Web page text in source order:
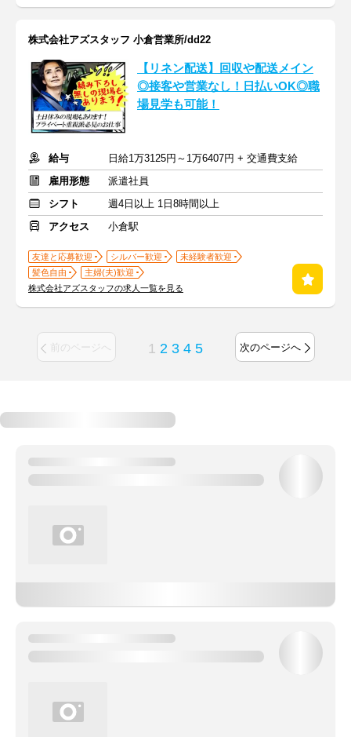
株式会社アズスタッフ 小倉営業所/dd22
【リネン配送】回収や配送メイン
◎接客や営業なし！日払いOK◎職
場見学も可能！
給与
日給1万3125円～1万6407円 + 交通費支給
雇用形態
派遣社員
シフト
週4日以上 1日8時間以上
アクセス
小倉駅
友達と応募歓迎 シルバー歓迎
未経験者歓迎
髪色自由
主婦(夫)歓迎
株式会社アズスタッフの求人一覧を見る
前のページへ 1 2 3 4 5 次のページへ